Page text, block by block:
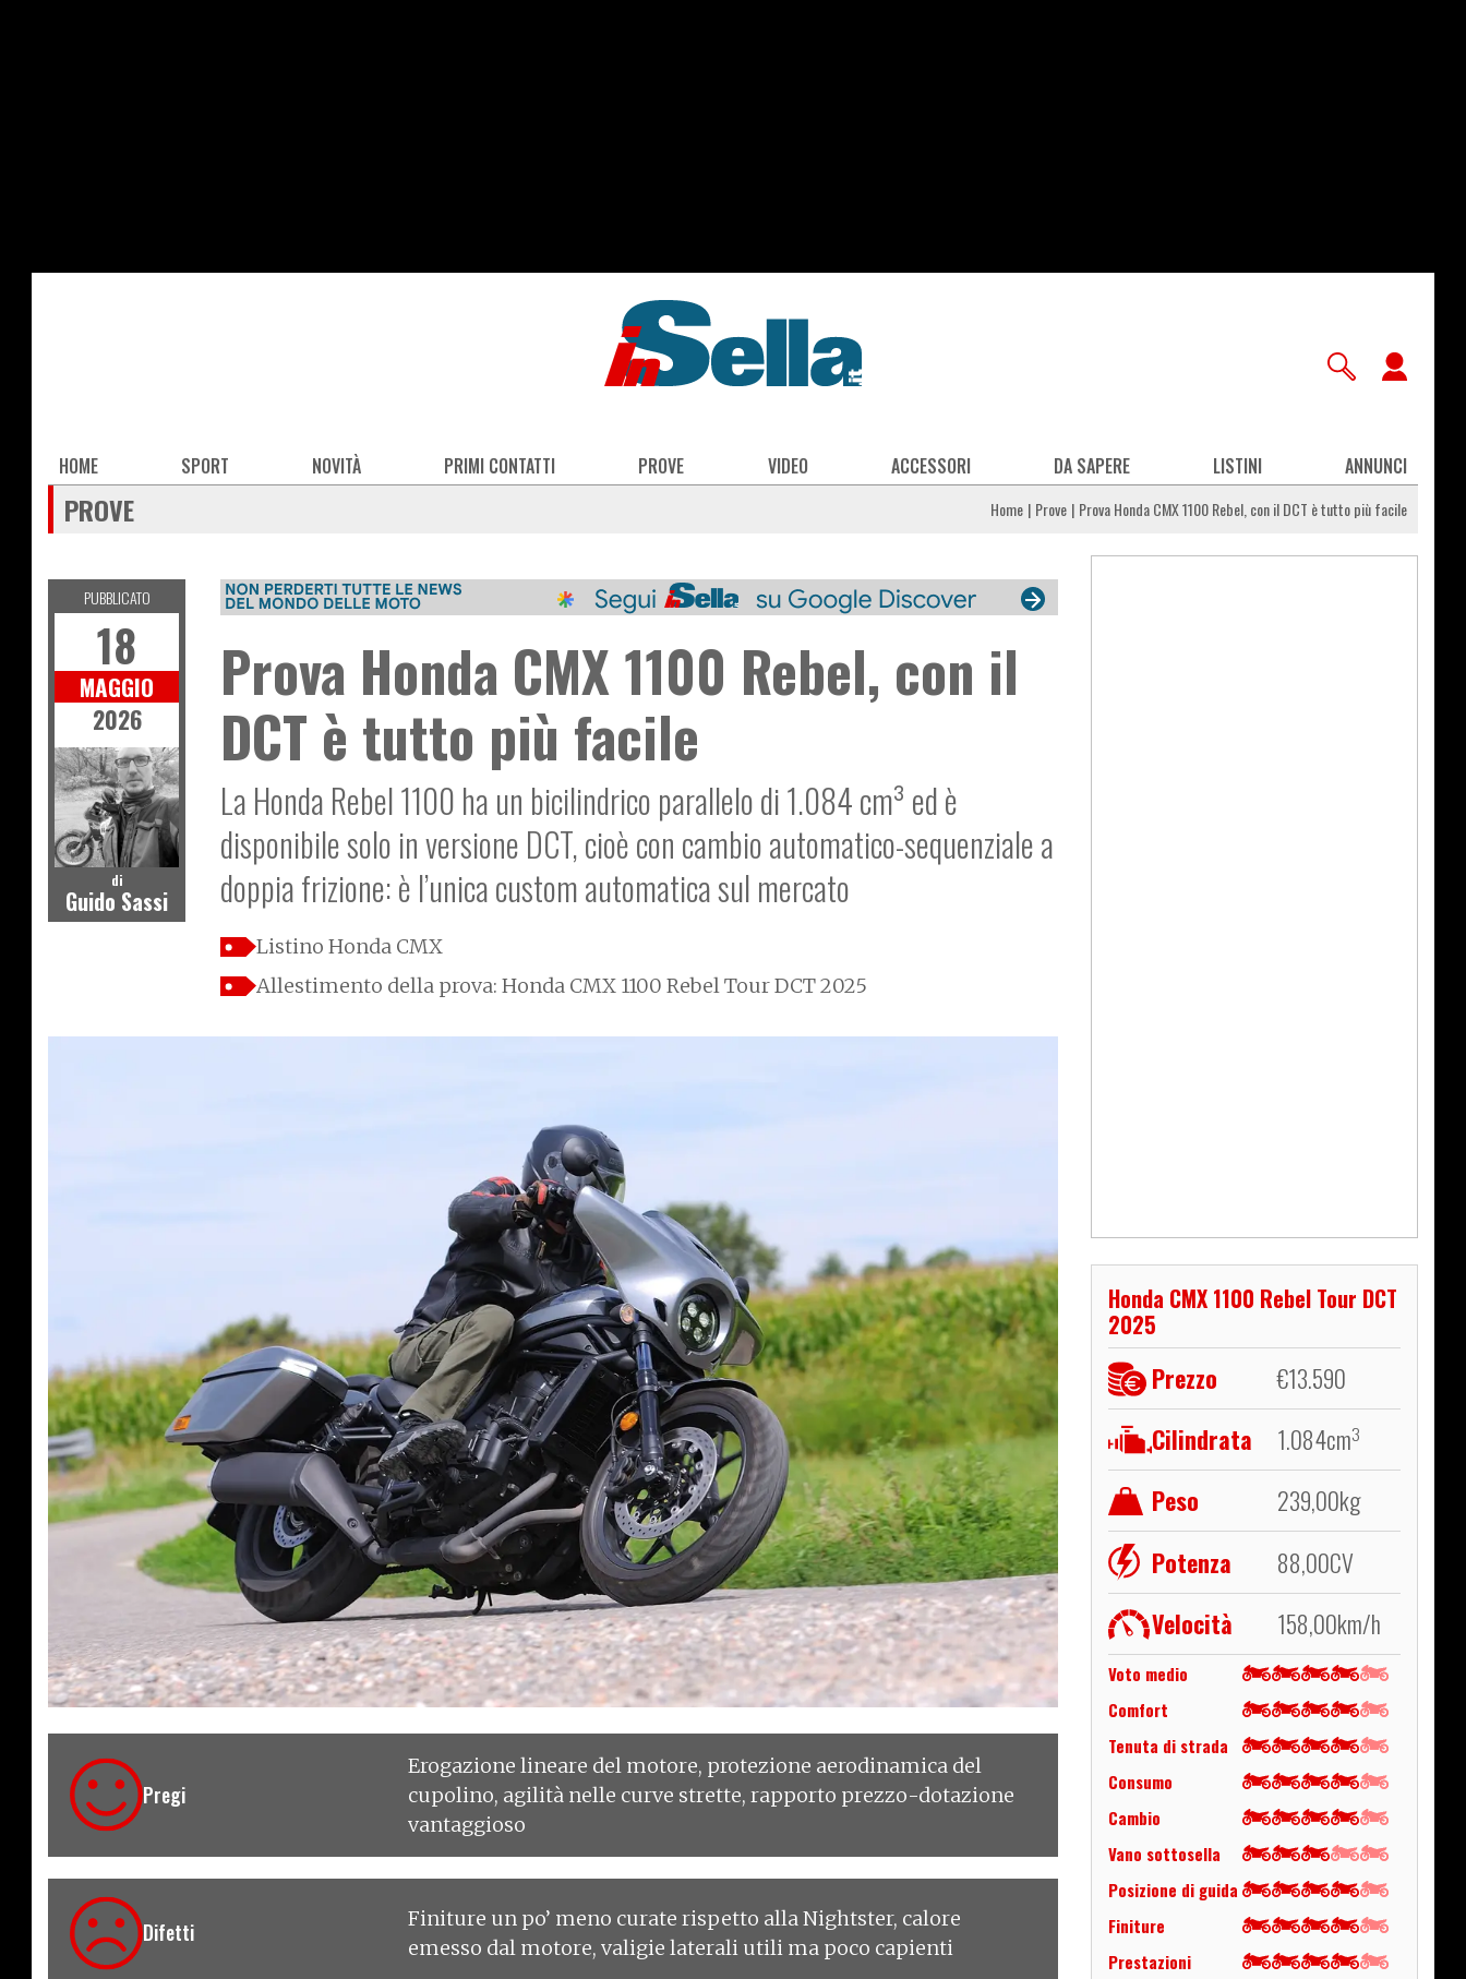
Main
navigation
HOME SPORT NOVITÀ PRIMI CONTATTI PROVE VIDEO ACCESSORI DA SAPERE LISTINI ANNUNCI
PROVE Home Prove Prova Honda CMX 1100 Rebel, con il DCT è tutto più facile
Prova Honda CMX 1100 Rebel, con il
DCT è tutto più facile
La Honda Rebel 1100 ha un bicilindrico parallelo di 1.084 cm³ ed è
disponibile solo in versione DCT, cioè con cambio automatico-sequenzialea
doppia frizione: è l’unica custom automatica sul mercato
Listino Honda CMX
Allestimento della prova: Honda CMX 1100 Rebel Tour DCT 2025
PUBBLICATO
18
MAGGIO
2026
di
Guido Sassi
€ 13.590
Pregi
Erogazione lineare del motore, protezione aerodinamica del
cupolino, agilità nelle curve strette, rapporto prezzo-dotazione
vantaggioso
Difetti Finiture un po’ meno curate rispetto alla Nightster, calore
emesso dal motore, valigie laterali utili ma poco capienti
Honda CMX 1100 Rebel Tour DCT
2025
Prezzo €13.590
Cilindrata
1.084cm3
Peso 239,00kg
Potenza
88,00CV
Velocità
158,00km/h
Voto medio
Comfort
Tenuta di strada
Consumo
Cambio
Vano sottosella
Posizione di guida
Finiture
Prestazioni